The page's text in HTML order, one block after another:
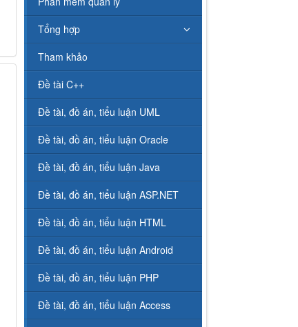
Tổng hợp
Tham khảo
Đề tài C++
Đề tài, đồ án, tiểu luận UML
Đề tài, đồ án, tiểu luận Oracle
Đề tài, đồ án, tiểu luận Java
Đề tài, đồ án, tiểu luận ASP.NET
Đề tài, đồ án, tiểu luận HTML
Đề tài, đồ án, tiểu luận Android
Đề tài, đồ án, tiểu luận PHP
Đề tài, đồ án, tiểu luận Access